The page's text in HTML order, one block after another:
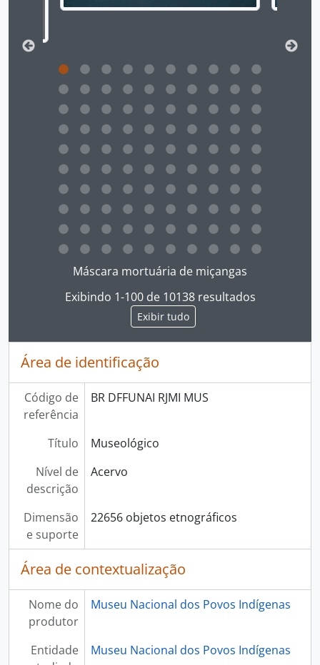
Ao clicar no link deste título da descrição a
Máscara mortuária de miçangas
Exibindo 1-100 de 10138 resultados
Exibir tudo
Área de identificação
Código de
referência
BR DFFUNAI RJMI MUS
Título
Museológico
Nível de
descrição
Acervo
Dimensão
e suporte
22656 objetos etnográficos
Área de contextualização
Nome do
produtor
Museu Nacional dos Povos Indígenas
Entidade
Museu Nacional dos Povos Indígenas